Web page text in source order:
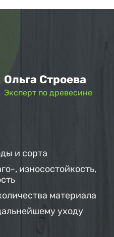
Ольга Строева
Эксперт по древесине
и сорта
, износостойкость,
материала
уходу